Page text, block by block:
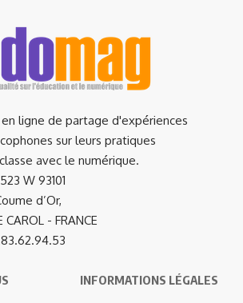
ligne de partage d'expériences
sur leurs pratiques
avec le numérique.
W 93101
d’Or,
- FRANCE
INFORMATIONS LÉGALES